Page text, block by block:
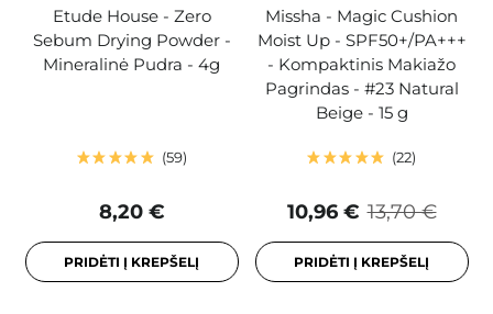
Etude House - Zero
Sebum Drying Powder -
Mineralinė Pudra - 4g
59
8,20 €
PRIDĖTI Į KREPŠELĮ
Missha - Magic Cushion
Moist Up - SPF50+/PA+++
- Kompaktinis Makiažo
Pagrindas - #23 Natural
Beige - 15 g
22
13,70 €
10,96 €
PRIDĖTI Į KREPŠELĮ